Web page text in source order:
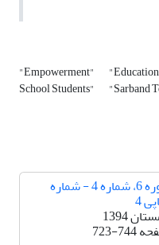
"Empowerment"
School Students" "Sarband
دوره 6، شماره 4 - شماره
4
1394
723-744